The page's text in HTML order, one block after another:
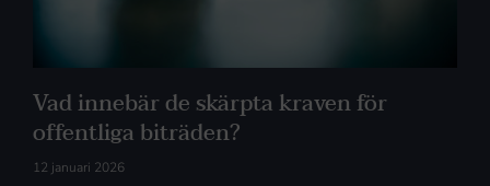
Vad innebär de skärpta kraven för
offentliga biträden?
12 januari 2026